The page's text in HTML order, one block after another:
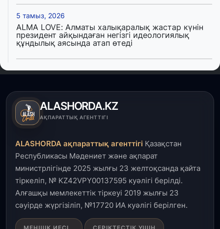
5 тамыз, 2026
ALMA LOVE: Алматы халықаралық жастар күнін
президент айқындаған негізгі идеологиялық
құндылық аясында атап өтеді
5 тамыз, 2026
тұрғын үйді салып бітті
4 тамыз, 2026
3 тамыз, 2026
Өңірлерде жаңа вокзалдар, су құбыры,
логистикалық хаб және тұрғын үйлер
пайдалануға берілді
3 тамыз, 2026
ALASHORDA.KZ
АҚПАРАТТЫҚ АГЕНТТІГІ
ALASHORDA ақпараттық агенттігі Қазақстан
Республикасы Мәдениет және ақпарат
министрлігінде 2025 жылғы 23 желтоқсанда қайта
тіркеліп, № KZ42VPY00137595 куәлігі берілді.
Алғашқы мемлекеттік тіркеуі 2019 жылғы 23
сәуірде жүргізіліп, №17720 ИА куәлігі берілген.